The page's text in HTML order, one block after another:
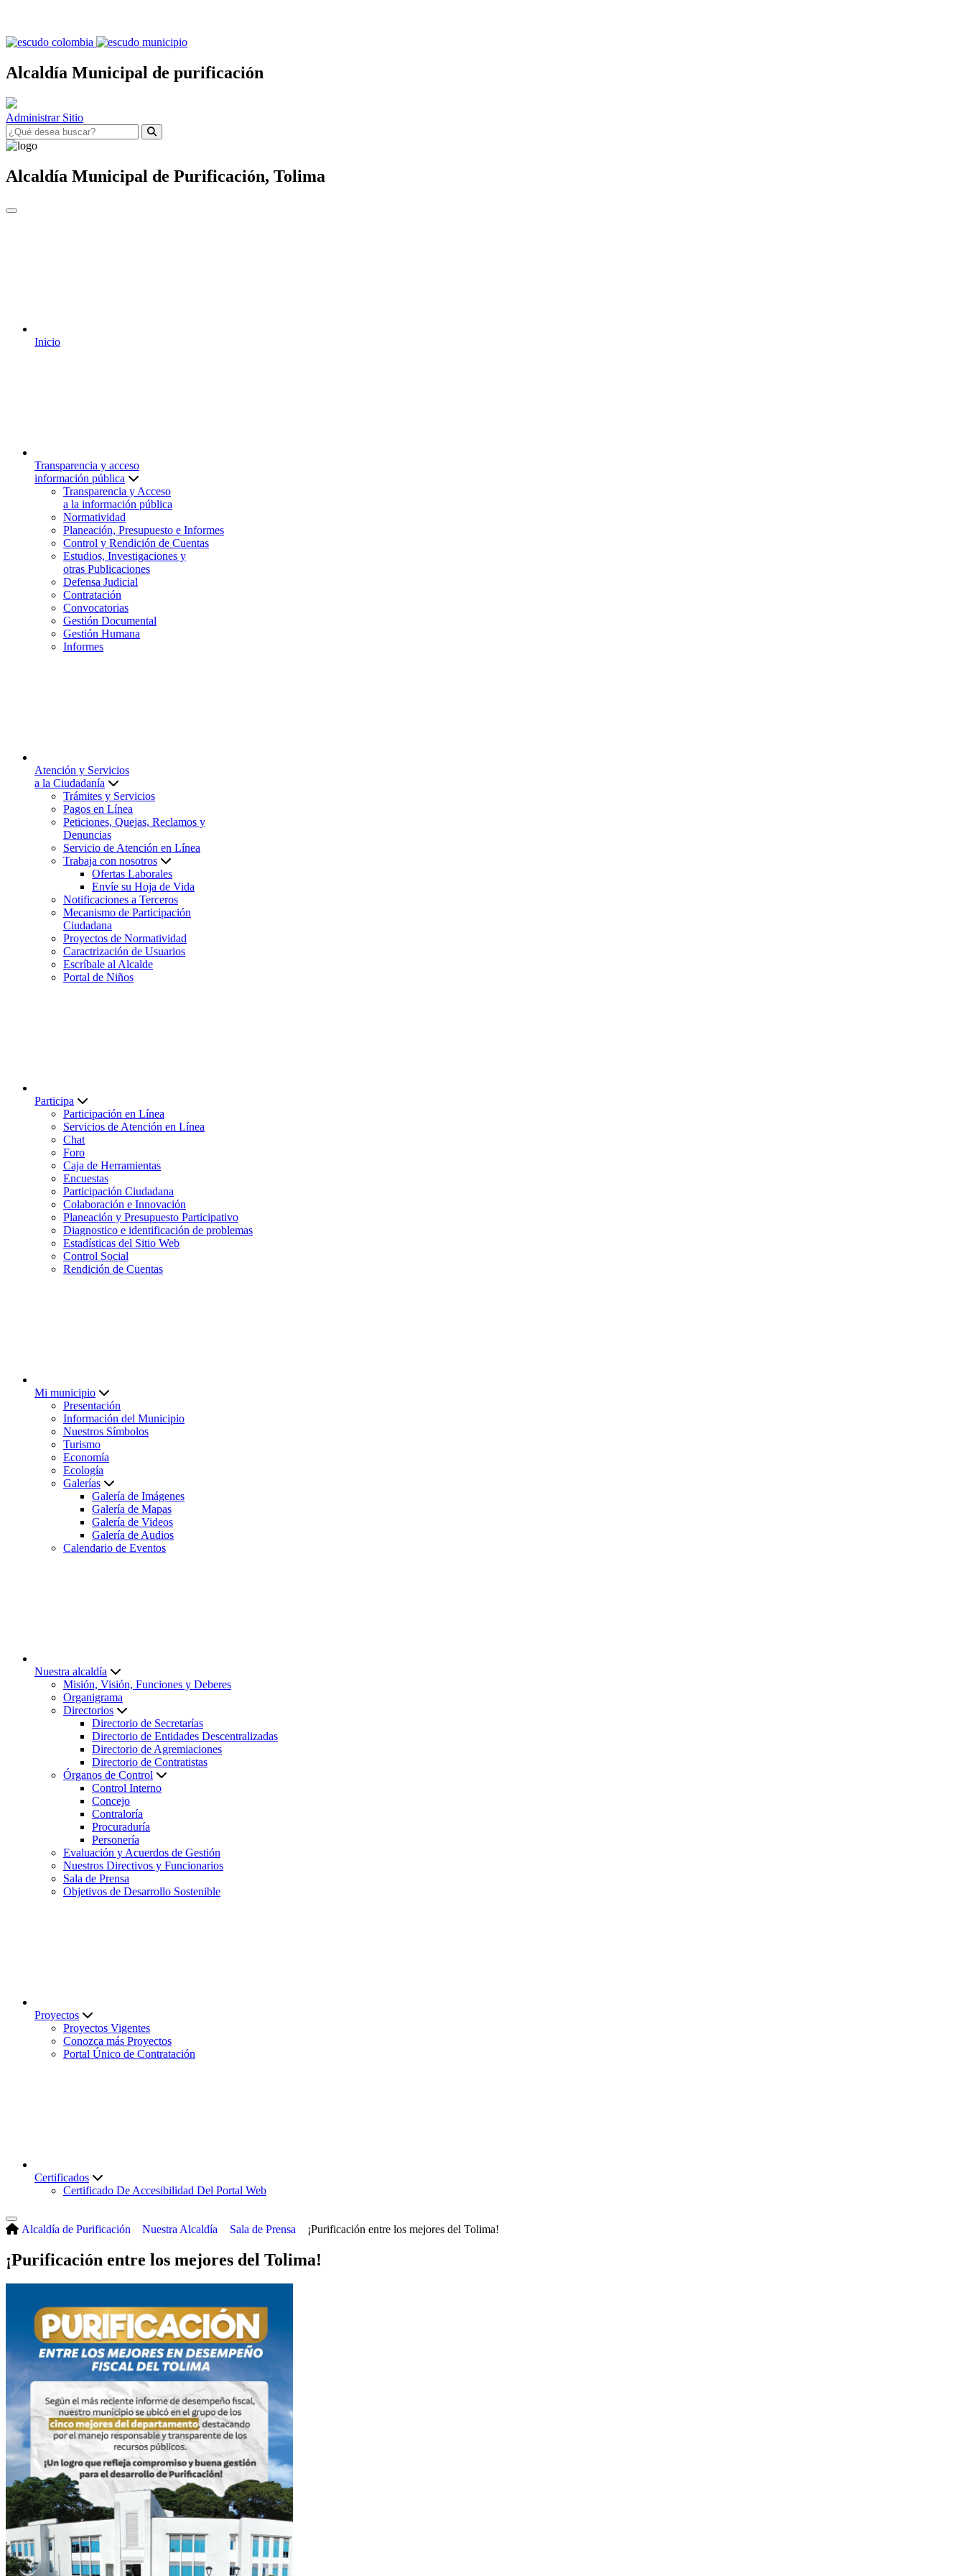
Alcaldía Municipal de purificación
Administrar Sitio
Alcaldía Municipal de Purificación, Tolima
Inicio
Transparencia y acceso
información pública
Transparencia y Acceso
a la información pública
Normatividad
Planeación, Presupuesto e Informes
Control y Rendición de Cuentas
Estudios, Investigaciones y
otras Publicaciones
Defensa Judicial
Contratación
Convocatorias
Gestión Documental
Gestión Humana
Informes
Atención y Servicios
a la Ciudadanía
Trámites y Servicios
Pagos en Línea
Peticiones, Quejas, Reclamos y
Denuncias
Servicio de Atención en Línea
Trabaja con nosotros
Ofertas Laborales
Envíe su Hoja de Vida
Notificaciones a Terceros
Mecanismo de Participación
Ciudadana
Proyectos de Normatividad
Caractrización de Usuarios
Escríbale al Alcalde
Portal de Niños
Participa
Participación en Línea
Servicios de Atención en Línea
Chat
Foro
Caja de Herramientas
Encuestas
Participación Ciudadana
Colaboración e Innovación
Planeación y Presupuesto Participativo
Diagnostico e identificación de problemas
Estadísticas del Sitio Web
Control Social
Rendición de Cuentas
Mi municipio
Presentación
Información del Municipio
Nuestros Símbolos
Turismo
Economía
Ecología
Galerías
Galería de Imágenes
Galería de Mapas
Galería de Videos
Galería de Audios
Calendario de Eventos
Nuestra alcaldía
Misión, Visión, Funciones y Deberes
Organigrama
Directorios
Directorio de Secretarías
Directorio de Entidades Descentralizadas
Directorio de Agremiaciones
Directorio de Contratistas
Órganos de Control
Control Interno
Concejo
Contraloría
Procuraduría
Personería
Evaluación y Acuerdos de Gestión
Nuestros Directivos y Funcionarios
Sala de Prensa
Objetivos de Desarrollo Sostenible
Proyectos
Proyectos Vigentes
Conozca más Proyectos
Portal Único de Contratación
Certificados
Certificado De Accesibilidad Del Portal Web
Alcaldía de Purificación Nuestra Alcaldía Sala de Prensa ¡Purificación entre los mejores del Tolima!
¡Purificación entre los mejores del Tolima!